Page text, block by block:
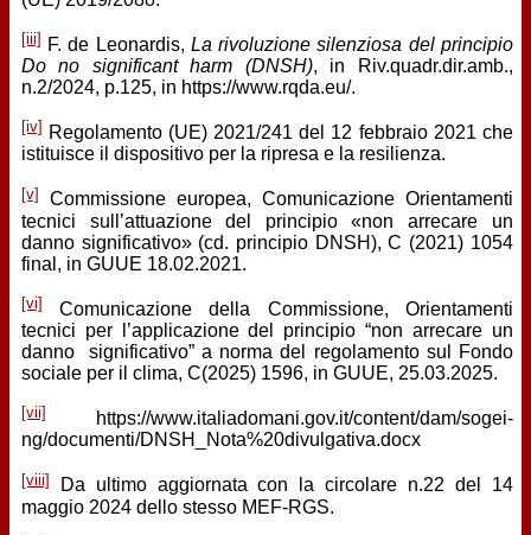
[iii] F. de Leonardis, La rivoluzione silenziosa del principio
Do no significant harm (DNSH), in Riv.quadr.dir.amb.,
n.2/2024, p.125, in https://www.rqda.eu/.
[iv] Regolamento (UE) 2021/241 del 12 febbraio 2021 che
istituisce il dispositivo per la ripresa e la resilienza.
[v]
Commissione europea, Comunicazione Orientamenti
tecnici sull’attuazione del principio «non arrecare un
danno significativo» (cd. principio DNSH), C (2021) 1054
final, in GUUE 18.02.2021.
[vi]
Comunicazione della Commissione, Orientamenti
tecnici per l’applicazione del principio “non arrecare un
danno significativo” a norma del regolamento sul Fondo
sociale per il clima, C(2025) 1596, in GUUE, 25.03.2025.
[vii]
https://www.italiadomani.gov.it/content/dam/sogei-
ng/documenti/DNSH_Nota%20divulgativa.docx
[viii]
Da ultimo aggiornata con la circolare n.22 del 14
maggio 2024 dello stesso MEF-RGS.